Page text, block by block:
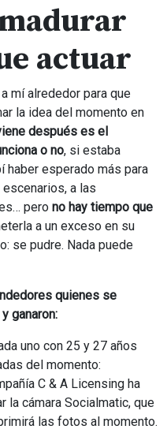
actuar
mí alrededor para que
la idea del momento en
después es el
o no, si estaba
haber esperado más para
a las
pero no hay tiempo que
a un exceso en su
se pudre. Nada puede
quienes se
ganaron:
uno con 25 y 27 años
del momento:
C & A Licensing ha
la cámara Socialmatic, que
las fotos al momento.